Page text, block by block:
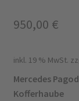
950,00 €
inkl. 19 % MwSt.
Mercedes
Kofferhaube